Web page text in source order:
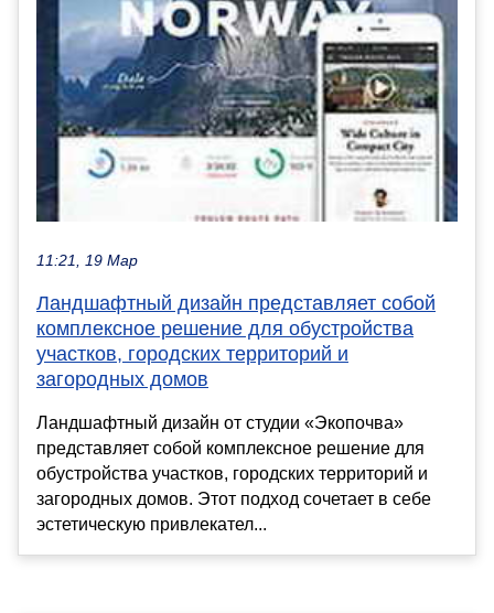
11:21, 19 Мар
Ландшафтный дизайн представляет собой
комплексное решение для обустройства
участков, городских территорий и
загородных домов
Ландшафтный дизайн от студии «Экопочва»
представляет собой комплексное решение для
обустройства участков, городских территорий и
загородных домов. Этот подход сочетает в себе
эстетическую привлекател...